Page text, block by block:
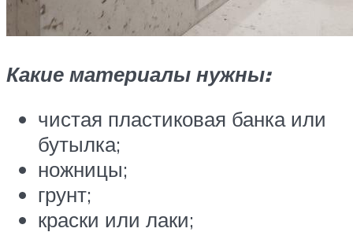
Какие материалы нужны:
чистая пластиковая банка или
бутылка;
ножницы;
грунт;
краски или лаки;